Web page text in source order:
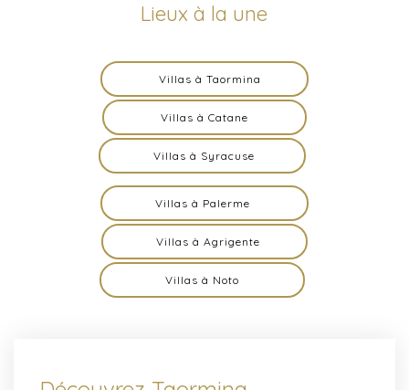
Lieux à la une
Villas à Taormina
Villas à Catane
Villas à Syracuse
Villas à Palerme
Villas à Agrigente
Villas à Noto